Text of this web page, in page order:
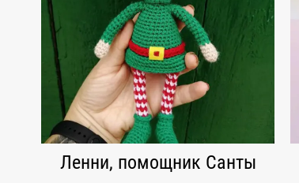
Ленни, помощник Санты